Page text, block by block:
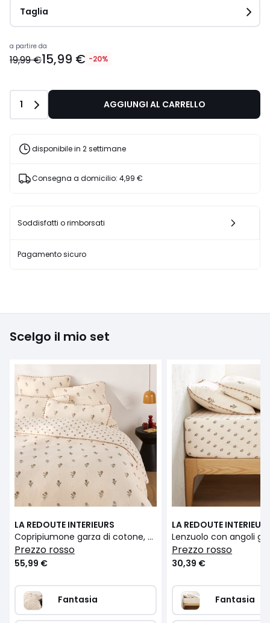
Taglia
a partire da
19,99 €15,99 € -20%
Quantità
1 AGGIUNGI AL CARRELLO
disponibile in 2 settimane
Consegna a domicilio: 4,99 €
Soddisfatti o rimborsati
Pagamento sicuro
Scelgo il mio set
LA REDOUTE INTERIEURS
Copripiumone garza di cotone, Emeline
prezzo rosso
55,99 €
Fantasia
LA REDOUTE
prezzo rosso
30,39 €
Fantasia